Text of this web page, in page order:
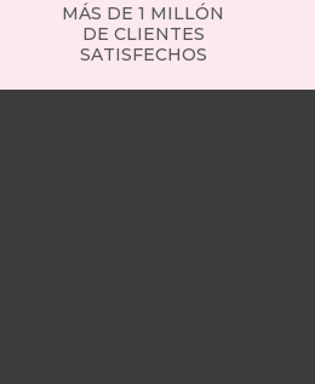
MÁS DE 1 MILLÓN
DE CLIENTES
SATISFECHOS